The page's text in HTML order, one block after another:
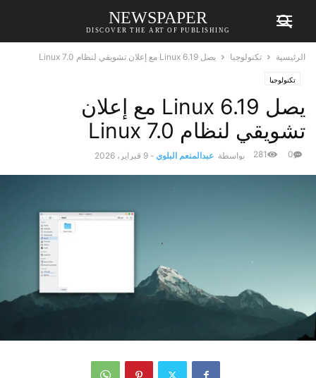
NEWSPAPER
DISCOVER THE ART OF PUBLISHING
الرئيسية تكنولوجيا يصل Linux 6.19 مع إعلان تشويقي لنظام Linux 7.0
تكنولوجيا
يصل Linux 6.19 مع إعلان
تشويقي لنظام Linux 7.0
بواسطة عبدالمنعم البلوي - 9 فبراير، 2026 0
281